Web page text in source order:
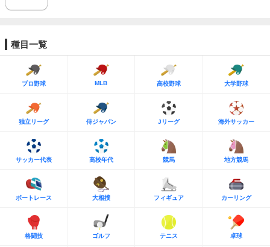
種目一覧
プロ野球 MLB 高校野球 大学野球
独立リーグ 侍ジャパン Jリーグ 海外サッカー
サッカー代表 高校年代 競馬 地方競馬
ボートレース 大相撲 フィギュア カーリング
格闘技 ゴルフ テニス 卓球